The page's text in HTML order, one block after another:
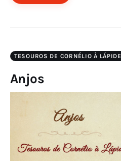
TESOUROS DE CORNÉLIO À LÁPIDE
Anjos